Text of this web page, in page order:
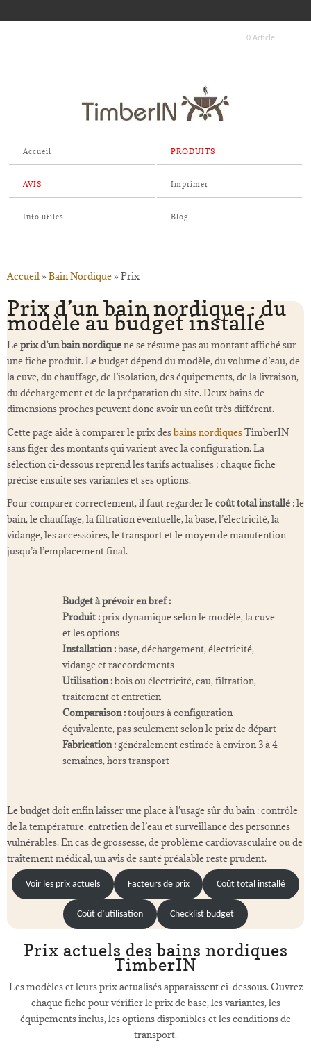
0 Article
Accueil PRODUITS
AVIS Imprimer
Info utiles Blog
Accueil » Bain Nordique » Prix
Prix d’un bain nordique : du
modèle au budget installé
Leprix d’un bain nordiquene se résume pas au montant affiché sur
une fiche produit. Le budget dépend du modèle, du volume d’eau, de
la cuve, du chauffage, de l’isolation, des équipements, de la livraison,
du déchargement et de la préparation du site. Deux bains de
dimensions proches peuvent donc avoir un coût très différent.
Cette page aide à comparer le prix desbains nordiquesTimberIN
sans figer des montants qui varient avec la configuration. La
sélection ci-dessous reprend les tarifs actualisés ; chaque fiche
précise ensuite ses variantes et ses options.
Pour comparer correctement, il faut regarder lecoût total installé : le
bain, le chauffage, la filtration éventuelle, la base, l’électricité, la
vidange, les accessoires, le transport et le moyen de manutention
jusqu’à l’emplacement final.
Budget à prévoir en bref :
Produit :prix dynamique selon le modèle, la cuve
et les options
Installation :base, déchargement, électricité,
vidange et raccordements
Utilisation :bois ou électricité, eau, filtration,
traitement et entretien
Comparaison :toujours à configuration
équivalente, pas seulement selon le prix de départ
Fabrication :généralement estimée à environ 3 à 4
semaines, hors transport
Le budget doit enfin laisser une place à l’usage sûr du bain : contrôle
de la température, entretien de l’eau et surveillance des personnes
vulnérables. En cas de grossesse, de problème cardiovasculaire ou de
traitement médical, un avis de santé préalable reste prudent.
Voir les prix actuels Facteurs de prix Coût total installé
Coût d’utilisation Checklist budget
Prix actuels des bains nordiques
TimberIN
Les modèles et leurs prix actualisés apparaissent ci-dessous. Ouvrez
chaque fiche pour vérifier le prix de base, les variantes, les
équipements inclus, les options disponibles et les conditions de
transport.